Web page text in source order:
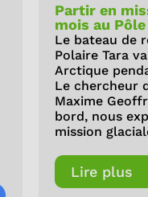
Partir en
mois au
Le bateau de
Polaire Tara
Arctique
Le chercheur
Maxime
bord, nous
mission
Lire plus